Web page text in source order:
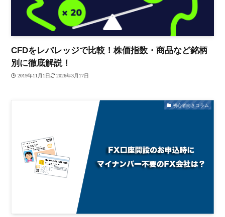
CFDをレバレッジで比較！株価指数・商品など銘柄
別に徹底解説！
2019年11月1日 2026年3月17日
初心者向きコラム